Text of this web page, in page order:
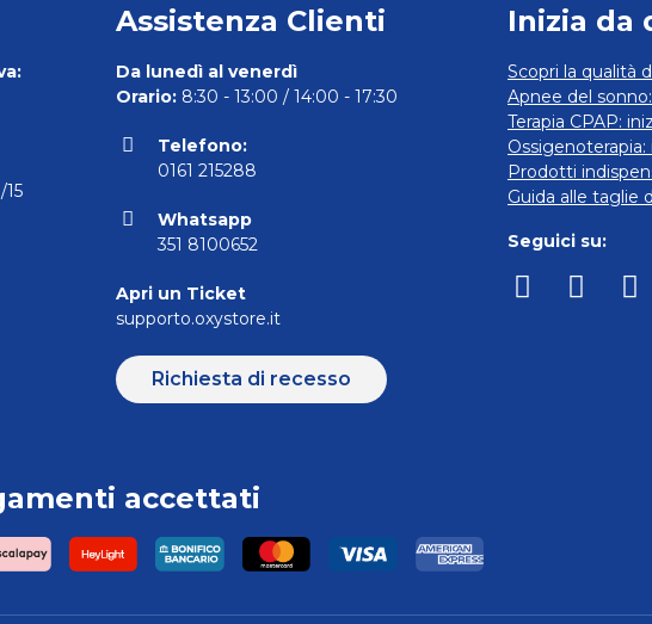
Assistenza Clienti
Da lunedì al venerdì
Orario:8:30 - 13:00 / 14:00 - 17:30
Telefono:
0161 215288
Whatsapp
351 8100652
Apri un Ticket
supporto.oxystore.it
Richiesta di recesso
Inizia da
Scopri la qualità
Apnee del
Terapia CPAP:
Ossigenoterapia:
Prodotti
Guida alle taglie
Seguici su:
accettati